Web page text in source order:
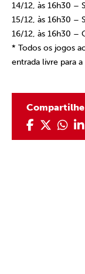
14/12, às 16h30 –
15/12, às 16h30 –
16/12, às 16h30 –
* Todos os jogos
entrada livre para